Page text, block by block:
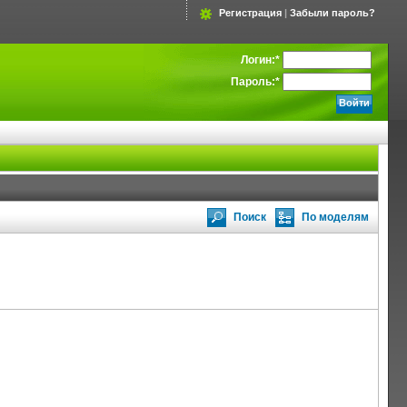
Регистрация | Забыли пароль?
Логин:*
Пароль:*
По моделям
Поиск